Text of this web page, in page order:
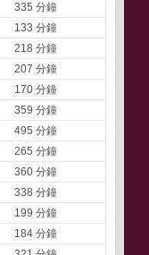
335 分鐘
133 分鐘
218 分鐘
207 分鐘
170 分鐘
359 分鐘
495 分鐘
265 分鐘
360 分鐘
338 分鐘
199 分鐘
184 分鐘